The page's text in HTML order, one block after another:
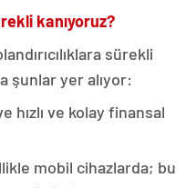
kanıyoruz?
sürekli
şunlar yer alıyor:
hızlı ve kolay finansal
mobil cihazlarda; bu